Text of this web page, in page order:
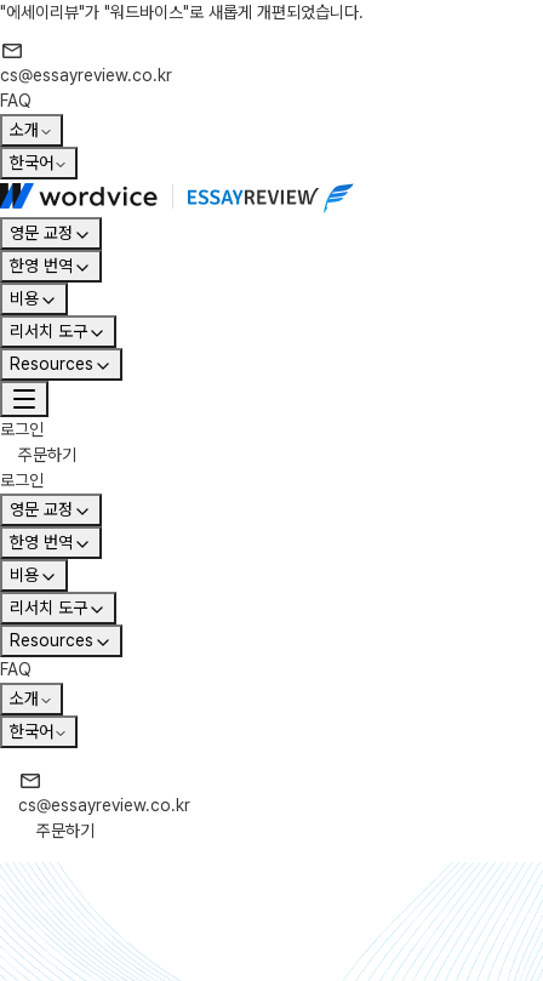
"에세이리뷰"가 "워드바이스"로 새롭게 개편되었습니다.
cs@essayreview.co.kr
FAQ
소개
한국어
영문 교정
한영 번역
비용
리서치 도구
Resources
로그인
주문하기
로그인
영문 교정
한영 번역
비용
리서치 도구
Resources
FAQ
소개
한국어
cs@essayreview.co.kr
주문하기